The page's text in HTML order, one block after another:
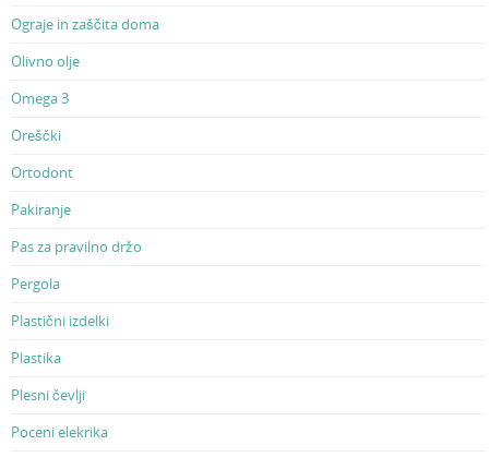
Ograje in zaščita doma
Olivno olje
Omega 3
Oreščki
Ortodont
Pakiranje
Pas za pravilno držo
Pergola
Plastični izdelki
Plastika
Plesni čevlji
Poceni elekrika